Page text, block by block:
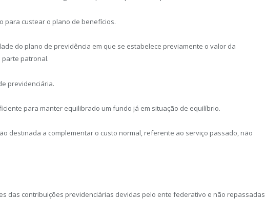
para custear o plano de benefícios.
do plano de previdência em que se estabelece previamente o valor da
parte patronal.
previdenciária.
para manter equilibrado um fundo já em situação de equilíbrio.
destinada a complementar o custo normal, referente ao serviço passado, não
das contribuições previdenciárias devidas pelo ente federativo e não repassadas